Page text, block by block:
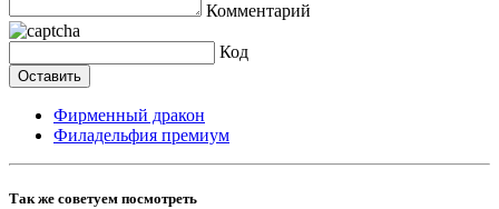
Комментарий
Код
Фирменный дракон
Филадельфия премиум
Так же советуем посмотреть